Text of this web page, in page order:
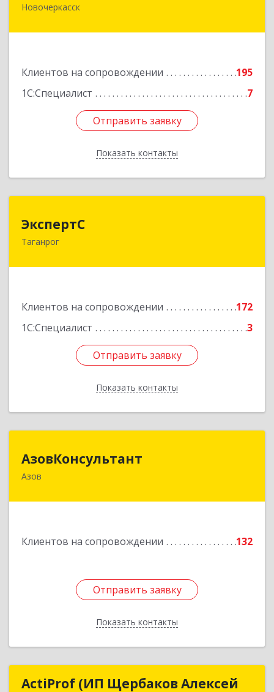
Новочеркасск
Клиентов на сопровождении
195
1С:Специалист
7
Отправить заявку
Показать контакты
346428, Ростовская обл, Новочеркасск г,
Отправить заявку
Назад
ЭкспертС
Таганрог
Клиентов на сопровождении
172
1С:Специалист
3
Отправить заявку
Показать контакты
Отправить заявку
Назад
АзовКонсультант
Азов
Клиентов на сопровождении 132
Отправить заявку
Показать контакты
346780, Ростовская обл, Азов г, Петровский б-р,
Отправить заявку
Назад
ActiProf (ИП Щербаков Алексей
ActiProf (ИП Щербаков Алексей